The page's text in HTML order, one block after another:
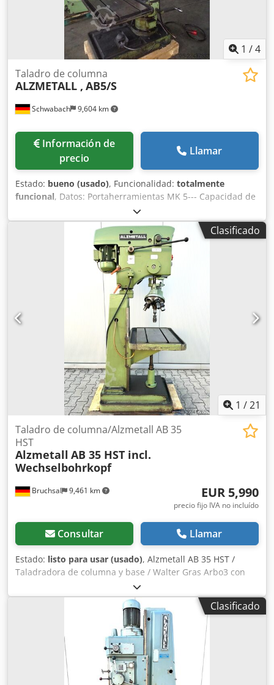
independiente - Manual de instrucciones
1 /4
Schwabach 9,604 km
Taladro de columna
ALZMETALL , AB5/S
Información de
precio
Llamar
Estado: bueno (usado), Funcionalidad: totalmente
funcional, Datos: Portaherramientas MK 5--- Capacidad de
taladrado con ST60 50 mm--- Rangos de velocidad
infinitamente variables aprox. 40 - 180 rpm + 180 - 800
rpm--- Csdpfx Apjzp Dr Hererf 5 avances 0,1 / 0,14 / 0,2 /
0,28 / 0,4 mm/rev--- Superficie de la mesa, 880 x 670 mm---
profundidad de garganta: 385 mm---
Clasificado
1 /21
Bruchsal 9,461 km
Taladro de columna/Alzmetall AB 35
HST
Alzmetall AB 35 HST incl.
Wechselbohrkopf
EUR 5,990
precio fijo IVA no incluído
Consultar Llamar
Estado: listo para usar (usado), Alzmetall AB 35 HST /
Taladradora de columna y base / Walter Gras Arbo3 con
cabezal intercambiable -Capacidad de taladrado / Acero:
aprox. 40 mm -Capacidad de taladrado / Fundición: aprox.
45 mm -Rosca máxima: M25 -Cono de la broca: MK 4 -
Recorrido del husillo: 180 mm -Rango de velocidad
(VARIABLE) : 65 - 1750 rpm -Rango de velocidad
conmutable: 130-480 / 480-1750 rpm -Avances
automáticos: 0,1-0,2-0,3 mm/rev -Profundidad de
taladrado ajustable mediante escala de profundidad -
Clasificado